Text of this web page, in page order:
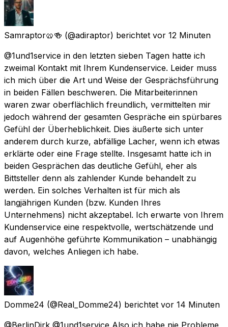
Samraptor🥨🍻 (@adiraptor) berichtet vor 12 Minuten
@1und1service in den letzten sieben Tagen hatte ich
zweimal Kontakt mit Ihrem Kundenservice. Leider muss
ich mich über die Art und Weise der Gesprächsführung
in beiden Fällen beschweren. Die Mitarbeiterinnen
waren zwar oberflächlich freundlich, vermittelten mir
jedoch während der gesamten Gespräche ein spürbares
Gefühl der Überheblichkeit. Dies äußerte sich unter
anderem durch kurze, abfällige Lacher, wenn ich etwas
erklärte oder eine Frage stellte. Insgesamt hatte ich in
beiden Gesprächen das deutliche Gefühl, eher als
Bittsteller denn als zahlender Kunde behandelt zu
werden. Ein solches Verhalten ist für mich als
langjährigen Kunden (bzw. Kunden Ihres
Unternehmens) nicht akzeptabel. Ich erwarte von Ihrem
Kundenservice eine respektvolle, wertschätzende und
auf Augenhöhe geführte Kommunikation – unabhängig
davon, welches Anliegen ich habe.
Domme24 (@Real_Domme24) berichtet vor 14 Minuten
@BerlinDirk @1und1service Also ich habe nie Probleme